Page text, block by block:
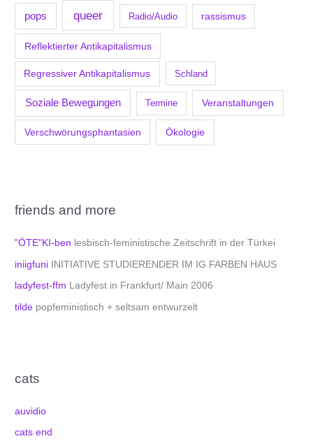
pops queer Radio/Audio rassismus
Reflektierter Antikapitalismus
Regressiver Antikapitalismus Schland
Soziale Bewegungen Termine Veranstaltungen
Verschwörungsphantasien Ökologie
friends and more
"ÖTE"KI-ben lesbisch-feministische Zeitschrift in der Türkei
iniigfuni INITIATIVE STUDIERENDER IM IG FARBEN HAUS
ladyfest-ffm Ladyfest in Frankfurt/ Main 2006
tilde popfeministisch + seltsam entwurzelt
cats
auvidio
cats end